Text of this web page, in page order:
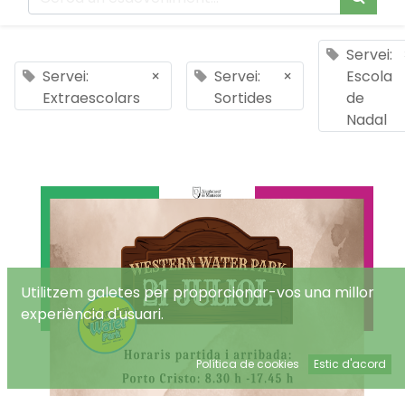
Servei:
Extraescolars
×
Servei:
Sortides
×
Servei:
Escola
de
Nadal
Utilitzem galetes per proporcionar-vos una millor
experiència d'usuari.
Política de cookies Estic d'acord